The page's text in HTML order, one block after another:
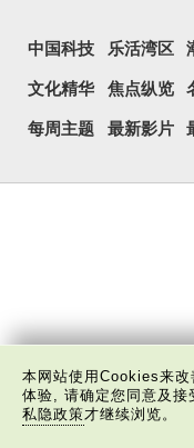
中国科技 乐活湾区
文化精华 焦点纵览
每周主题 最新影片
本网站使用Cookies来改
体验, 请确定您同意及接
私隐政策才继续浏览。